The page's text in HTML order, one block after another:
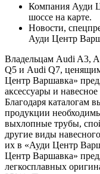
Компания Ауди
шоссе на карте.
Новости,
Ауди Центр
Владельцам Audi A3,
Q5 и Audi Q7,
Центр Варшавка»
аксессуары и
Благодаря каталогам
продукции
выхлопные трубы,
другие виды
их в «Ауди Центр
Центр Варшавка»
легкосплавных